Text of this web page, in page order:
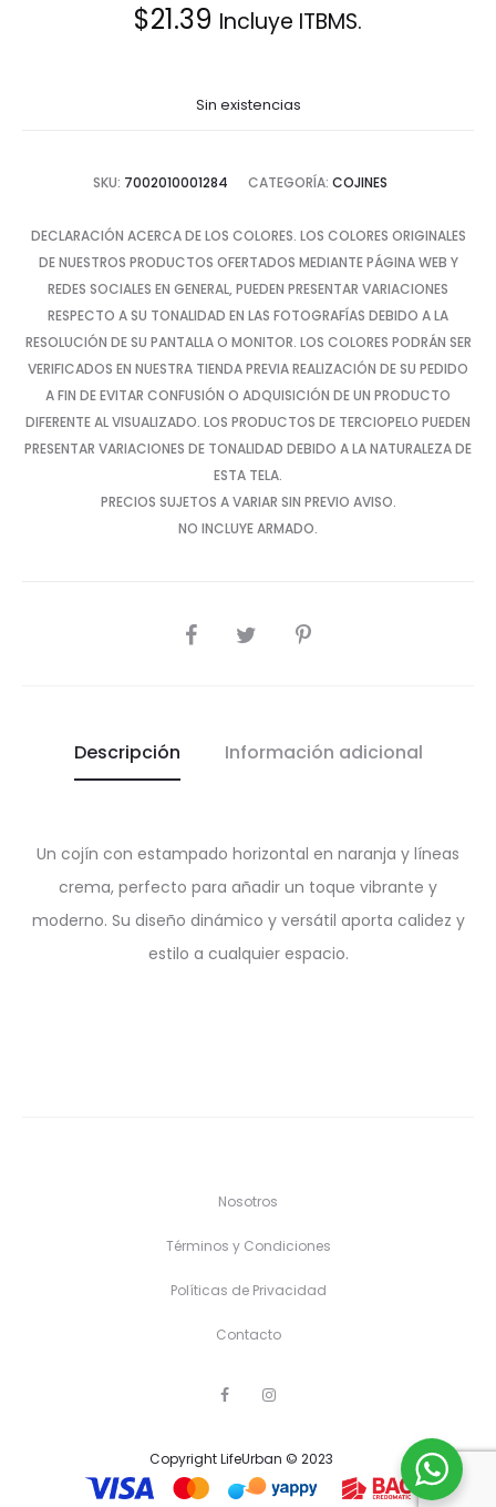
$21.39 Incluye ITBMS.
Sin existencias
SKU: 7002010001284 CATEGORÍA: COJINES
DECLARACIÓN ACERCA DE LOS COLORES. LOS COLORES ORIGINALES
DE NUESTROS PRODUCTOS OFERTADOS MEDIANTE PÁGINA WEB Y
REDES SOCIALES EN GENERAL, PUEDEN PRESENTAR VARIACIONES
RESPECTO A SU TONALIDAD EN LAS FOTOGRAFÍAS DEBIDO A LA
RESOLUCIÓN DE SU PANTALLA O MONITOR. LOS COLORES PODRÁN SER
VERIFICADOS EN NUESTRA TIENDA PREVIA REALIZACIÓN DE SU PEDIDO
A FIN DE EVITAR CONFUSIÓN O ADQUISICIÓN DE UN PRODUCTO
DIFERENTE AL VISUALIZADO. LOS PRODUCTOS DE TERCIOPELO PUEDEN
PRESENTAR VARIACIONES DE TONALIDAD DEBIDO A LA NATURALEZA DE
ESTA TELA.
PRECIOS SUJETOS A VARIAR SIN PREVIO AVISO.
NO INCLUYE ARMADO.
SHARE
Descripción Información adicional
Un cojín con estampado horizontal en naranja y líneas
crema, perfecto para añadir un toque vibrante y
moderno. Su diseño dinámico y versátil aporta calidez y
estilo a cualquier espacio.
Nosotros
Términos y Condiciones
Políticas de Privacidad
Contacto
b
o
k
a
r
Copyright LifeUrban © 2023